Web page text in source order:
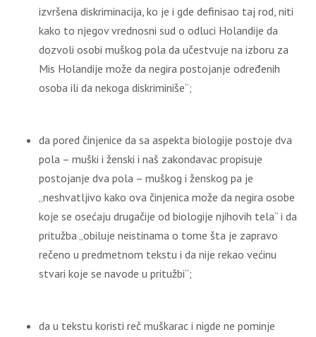
izvršena diskriminacija, ko je i gde definisao taj rod, niti
kako to njegov vrednosni sud o odluci Holandije da
dozvoli osobi muškog pola da učestvuje na izboru za
Mis Holandije može da negira postojanje određenih
osoba ili da nekoga diskriminiše“;
da pored činjenice da sa aspekta biologije postoje dva
pola – muški i ženski i naš zakondavac propisuje
postojanje dva pola – muškog i ženskog pa je
„neshvatljivo kako ova činjenica može da negira osobe
koje se osećaju drugačije od biologije njihovih tela“ i da
pritužba „obiluje neistinama o tome šta je zapravo
rečeno u predmetnom tekstu i da nije rekao većinu
stvari koje se navode u pritužbi“;
da u tekstu koristi reč muškarac i nigde ne pominje